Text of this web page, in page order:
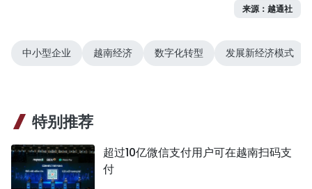
来源：越通社
中小型企业 越南经济 数字化转型 发展新经济模式
特别推荐
超过10亿微信支付用户可在越南扫码支
付